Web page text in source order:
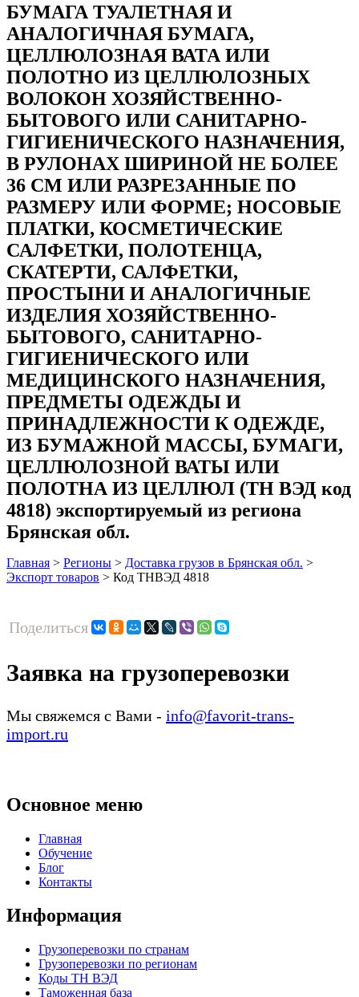
БУМАГА ТУАЛЕТНАЯ И
АНАЛОГИЧНАЯ БУМАГА,
ЦЕЛЛЮЛОЗНАЯ ВАТА ИЛИ
ПОЛОТНО ИЗ ЦЕЛЛЮЛОЗНЫХ
ВОЛОКОН ХОЗЯЙСТВЕННО-
БЫТОВОГО ИЛИ САНИТАРНО-
ГИГИЕНИЧЕСКОГО НАЗНАЧЕНИЯ,
В РУЛОНАХ ШИРИНОЙ НЕ БОЛЕЕ
36 СМ ИЛИ РАЗРЕЗАННЫЕ ПО
РАЗМЕРУ ИЛИ ФОРМЕ; НОСОВЫЕ
ПЛАТКИ, КОСМЕТИЧЕСКИЕ
САЛФЕТКИ, ПОЛОТЕНЦА,
СКАТЕРТИ, САЛФЕТКИ,
ПРОСТЫНИ И АНАЛОГИЧНЫЕ
ИЗДЕЛИЯ ХОЗЯЙСТВЕННО-
БЫТОВОГО, САНИТАРНО-
ГИГИЕНИЧЕСКОГО ИЛИ
МЕДИЦИНСКОГО НАЗНАЧЕНИЯ,
ПРЕДМЕТЫ ОДЕЖДЫ И
ПРИНАДЛЕЖНОСТИ К ОДЕЖДЕ,
ИЗ БУМАЖНОЙ МАССЫ, БУМАГИ,
ЦЕЛЛЮЛОЗНОЙ ВАТЫ ИЛИ
ПОЛОТНА ИЗ ЦЕЛЛЮЛ (ТН ВЭД код
4818) экспортируемый из региона
Брянская обл.
Главная > Регионы > Доставка грузов в Брянская обл. >
Экспорт товаров > Код ТНВЭД 4818
Поделиться
Заявка на грузоперевозки
Мы свяжемся с Вами - info@favorit-trans-
import.ru
Основное меню
Главная
Обучение
Блог
Контакты
Информация
Грузоперевозки по странам
Грузоперевозки по регионам
Коды ТН ВЭД
Таможенная база